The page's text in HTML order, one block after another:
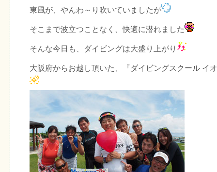
東風が、やんわ～り吹いていましたが
そこまで波立つことなく、快適に潜れました
そんな今日も、ダイビングは大盛り上がり
大阪府からお越し頂いた、『ダイビングスクール イ